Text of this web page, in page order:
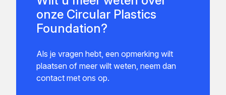
onze Circular Plastics
Foundation?
Als je vragen hebt, een opmerking wilt
plaatsen of meer wilt weten, neem dan
contact met ons op.